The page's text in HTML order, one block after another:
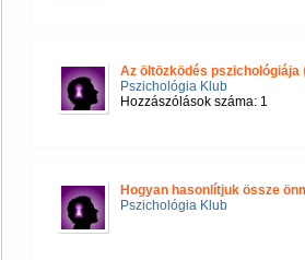
Az öltözködés pszichológiája
Pszichológia Klub
Hozzászólások száma: 1
Hogyan hasonlítjuk össze
Pszichológia Klub